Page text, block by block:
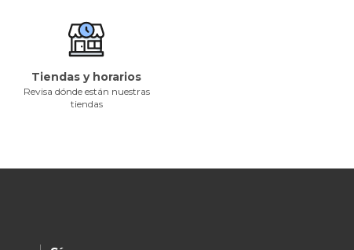
Tiendas y horarios
Revisa dónde están nuestras
tiendas